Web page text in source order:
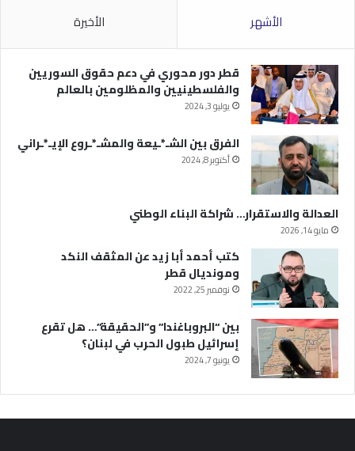
الأشهر الأخيرة
قطر دور محوري في دعم حقوق السوريين
والفلسطينيين والمظلومين بالعالم
يوليو 3, 2024
الفرق بين الشـ*ـيعة والمشـ*ـروع الإيـ*ـراني
أكتوبر 8, 2024
العدالة والاستقرار… شراكة البناء الوطني
مايو 14, 2026
كتب أحمد أبا زيد عن المثقف النكد
ومونديال قطر
نوفمبر 25, 2022
بين “البروباغندا” و”الحقيقة”… هل تقرع
إسرائيل طبول الحرب في لبنان؟
يونيو 7, 2024